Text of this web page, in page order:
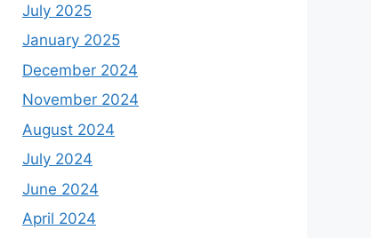
July 2025
January 2025
December 2024
November 2024
August 2024
July 2024
June 2024
April 2024